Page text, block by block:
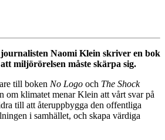
Naomi Klein skriver en bok
miljörörelsen måste skärpa sig.
till boken No Logo och The Shock
om klimatet menar Klein att vårt svar på
till att återuppbygga den offentliga
i samhället, och skapa värdiga